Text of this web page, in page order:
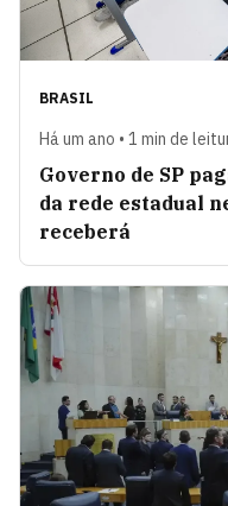
BRASIL
Há um ano • 1 min de
Governo de SP
da rede estadual
receberá